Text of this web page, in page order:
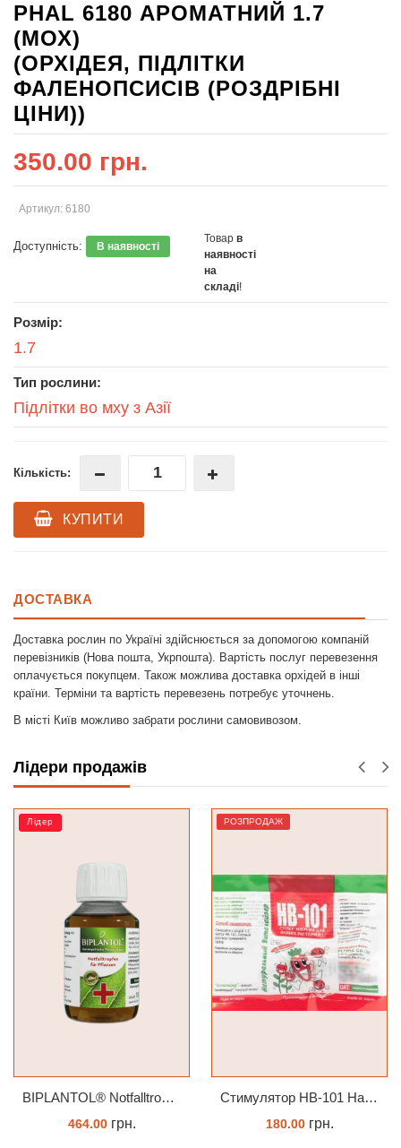
PHAL 6180 АРОМАТНИЙ 1.7
(МОХ)
(ОРХІДЕЯ, ПІДЛІТКИ
ФАЛЕНОПСИСІВ (РОЗДРІБНІ
ЦІНИ))
350.00 грн.
Артикул: 6180
Доступність: В наявності
Товар в
наявності
на
складі!
Розмір:
1.7
Тип рослини:
Підлітки во мху з Азії
Кількість:
КУПИТИ
ДОСТАВКА
Доставка рослин по Україні здійснюється за допомогою компаній
перевізників (Нова пошта, Укрпошта). Вартість послуг перевезення
оплачується покупцем. Також можлива доставка орхідей в інші
країни. Терміни та вартість перевезень потребує уточнень.
В місті Київ можливо забрати рослини самовивозом.
Лідери продажів
BIPLANTOL® Notfalltropfen біплантол реаніматор 100 мл Стимулятор HB-101 Натуральний віталайзер 6 мл